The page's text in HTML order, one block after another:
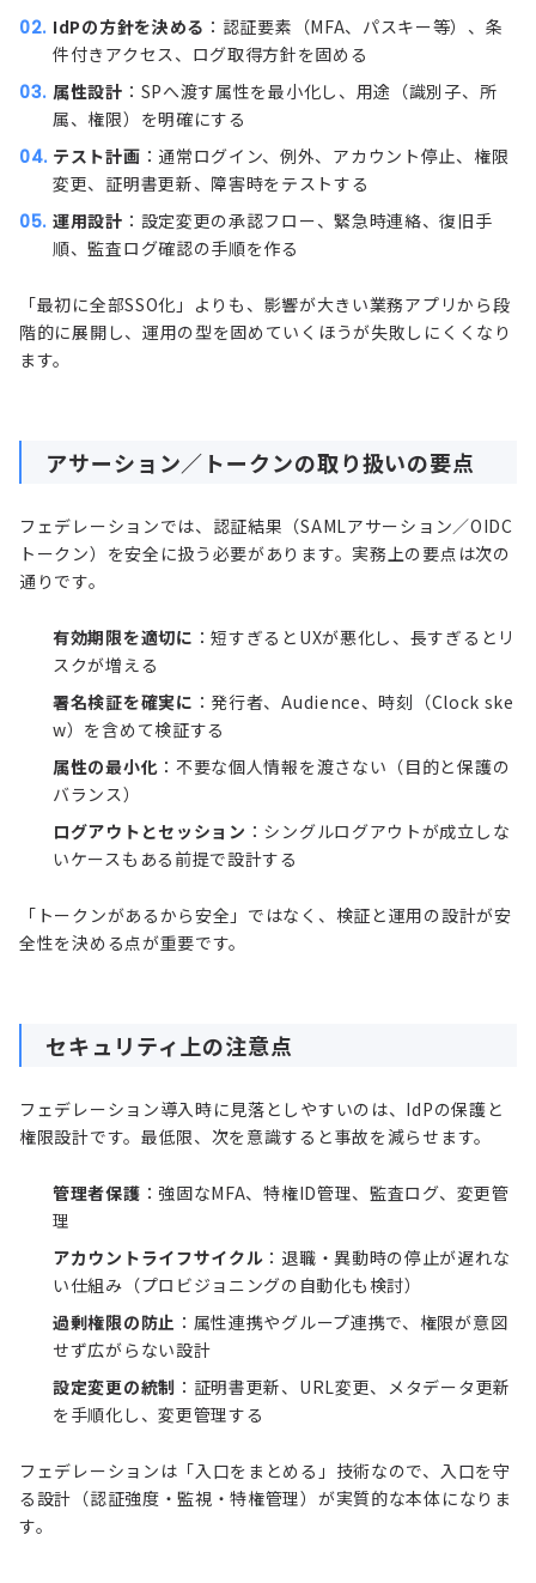
IdPの方針を決める ：認証要素（MFA、パスキー等）、条
件付きアクセス、ログ取得方針を固める
属性設計 ：SPへ渡す属性を最小化し、用途（識別子、所
属、権限）を明確にする
テスト計画 ：通常ログイン、例外、アカウント停止、権限
変更、証明書更新、障害時をテストする
運用設計 ：設定変更の承認フロー、緊急時連絡、復旧手
順、監査ログ確認の手順を作る
「最初に全部SSO化」よりも、影響が大きい業務アプリから段
階的に展開し、運用の型を固めていくほうが失敗しにくくなり
ます。
アサーション／トークンの取り扱いの要点
フェデレーションでは、認証結果（SAMLアサーション／OIDC
トークン）を安全に扱う必要があります。実務上の要点は次の
通りです。
有効期限を適切に ：短すぎるとUXが悪化し、長すぎるとリ
スクが増える
署名検証を確実に ：発行者、Audience、時刻（Clock ske
w）を含めて検証する
属性の最小化 ：不要な個人情報を渡さない（目的と保護の
バランス）
ログアウトとセッション ：シングルログアウトが成立しな
いケースもある前提で設計する
「トークンがあるから安全」ではなく、検証と運用の設計が安
全性を決める点が重要です。
セキュリティ上の注意点
フェデレーション導入時に見落としやすいのは、IdPの保護と
権限設計です。最低限、次を意識すると事故を減らせます。
管理者保護 ：強固なMFA、特権ID管理、監査ログ、変更管
理
アカウントライフサイクル ：退職・異動時の停止が遅れな
い仕組み（プロビジョニングの自動化も検討）
過剰権限の防止 ：属性連携やグループ連携で、権限が意図
せず広がらない設計
設定変更の統制 ：証明書更新、URL変更、メタデータ更新
を手順化し、変更管理する
フェデレーションは「入口をまとめる」技術なので、入口を守
る設計（認証強度・監視・特権管理）が実質的な本体になりま
す。